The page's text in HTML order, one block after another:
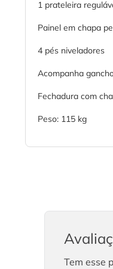
1 prateleira
Painel em chapa
4 pés niveladores
Acompanha
Fechadura com
Peso: 115 kg
Tem esse